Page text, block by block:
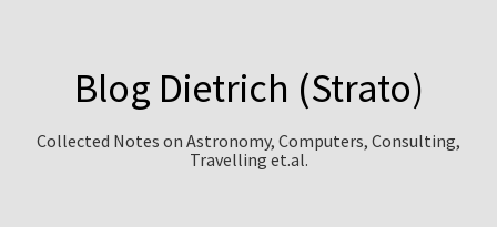
Blog Dietrich (Strato)
Collected Notes on Astronomy, Computers, Consulting,
Travelling et.al.